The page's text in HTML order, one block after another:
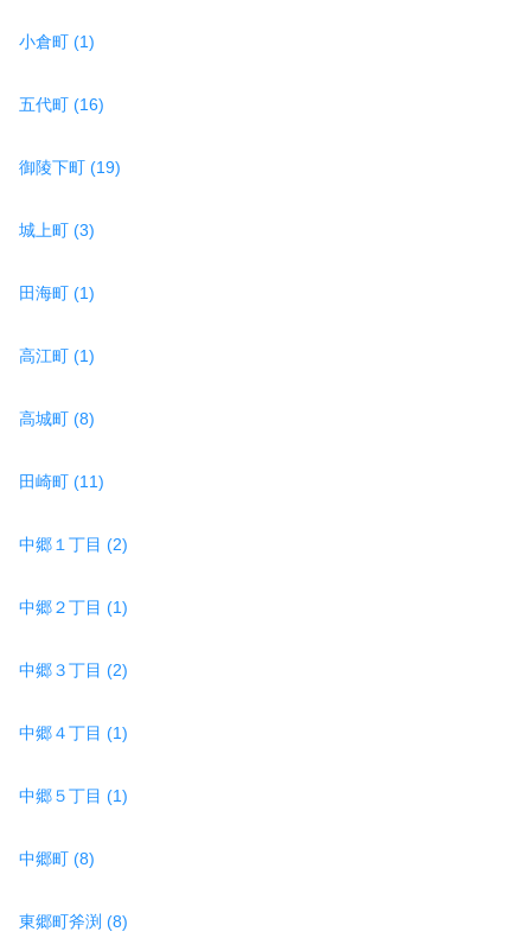
小倉町 (1)
五代町 (16)
御陵下町 (19)
城上町 (3)
田海町 (1)
高江町 (1)
高城町 (8)
田崎町 (11)
中郷１丁目 (2)
中郷２丁目 (1)
中郷３丁目 (2)
中郷４丁目 (1)
中郷５丁目 (1)
中郷町 (8)
東郷町斧渕 (8)